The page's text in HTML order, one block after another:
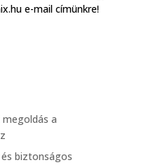
e-mail címünkre!
a
biztonságos